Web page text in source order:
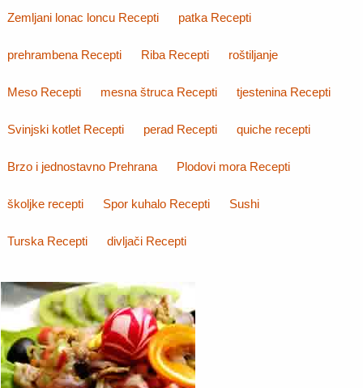
Zemljani lonac loncu Recepti patka Recepti
prehrambena Recepti Riba Recepti roštiljanje
Meso Recepti mesna štruca Recepti tjestenina Recepti
Svinjski kotlet Recepti perad Recepti quiche recepti
Brzo i jednostavno Prehrana Plodovi mora Recepti
školjke recepti Spor kuhalo Recepti Sushi
Turska Recepti divljači Recepti